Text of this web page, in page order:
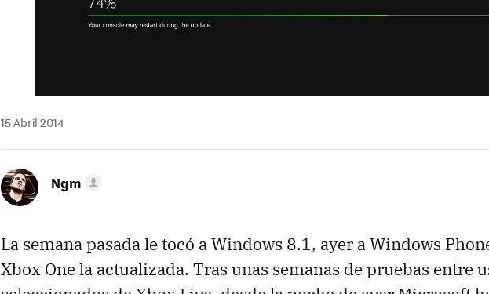
15 Abril 2014
Ngm
La semana pasada le tocó a Windows 8.1, ayer a Windows
Xbox One la actualizada. Tras unas semanas de pruebas entre